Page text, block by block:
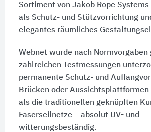
Sortiment von Jakob Rope
als Schutz- und Stützvorrichtung
elegantes räumliches
Webnet wurde nach Normvorgaben
zahlreichen Testmessungen
permanente Schutz- und
Brücken oder Aussichtsplattformen
als die traditionellen geknüpften
Faserseilnetze – absolut UV- und
witterungsbeständig.